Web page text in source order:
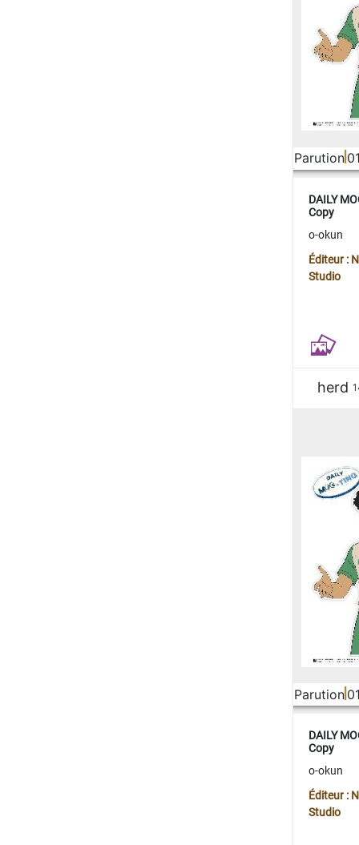
Parution
DAILY
Copy
o-okun
Éditeur :
Studio
herd
Parution
DAILY
Copy
o-okun
Éditeur :
Studio